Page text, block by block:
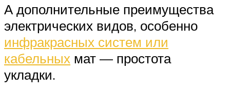
А дополнительные преимущества
электрических видов, особенно
инфракрасных систем или
кабельных мат — простота
укладки.